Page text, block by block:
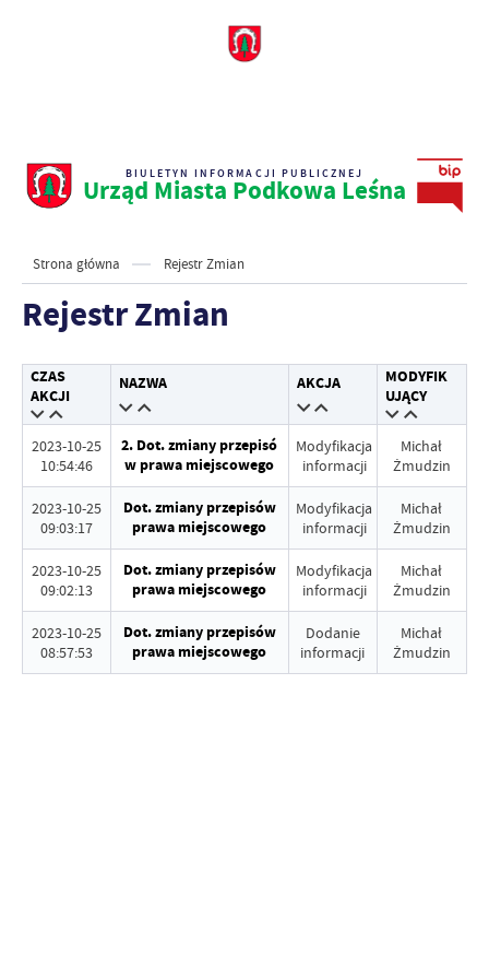
BIULETYN INFORMACJI PUBLICZNEJ
Urząd Miasta Podkowa Leśna
Strona główna Rejestr Zmian
Rejestr Zmian
CZAS
AKCJI
NAZWA AKCJA
MODYFIK
UJĄCY
2023-10-25
10:54:46
2. Dot. zmiany przepisó
w prawa miejscowego
Modyfikacja
informacji
Michał
Żmudzin
2023-10-25
09:03:17
Dot. zmiany przepisów
prawa miejscowego
Modyfikacja
informacji
Michał
Żmudzin
2023-10-25
09:02:13
Dot. zmiany przepisów
prawa miejscowego
Modyfikacja
informacji
Michał
Żmudzin
2023-10-25
08:57:53
Dot. zmiany przepisów
prawa miejscowego
Dodanie
informacji
Michał
Żmudzin